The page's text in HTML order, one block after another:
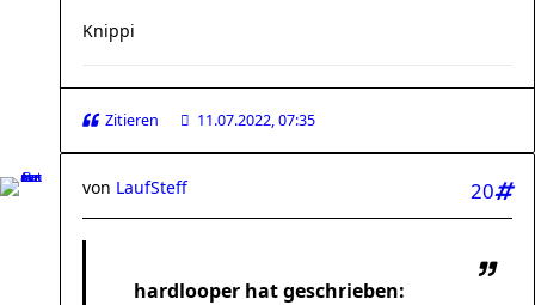
Knippi
Zitieren 11.07.2022, 07:35
20
von LaufSteff
hardlooper hat geschrieben: